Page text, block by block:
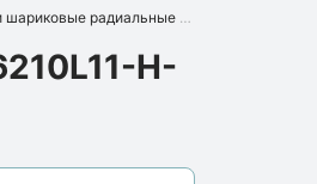
шариковые радиальные
H-